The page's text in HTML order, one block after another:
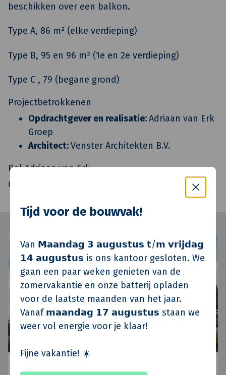
Tijd voor de bouwvak!
Van 𝗠𝗮𝗮𝗻𝗱𝗮𝗴 𝟯 𝗮𝘂𝗴𝘂𝘀𝘁𝘂𝘀 𝘁/𝗺 𝘃𝗿𝗶𝗷𝗱𝗮𝗴
𝟭𝟰 𝗮𝘂𝗴𝘂𝘀𝘁𝘂𝘀 is ons kantoor gesloten. We
gaan een paar weken genieten van de
zomervakantie en onze batterij opladen
voor de laatste maanden van het jaar.
Vanaf 𝗺𝗮𝗮𝗻𝗱𝗮𝗴 𝟭𝟳 𝗮𝘂𝗴𝘂𝘀𝘁𝘂𝘀 staan we
weer vol energie voor je klaar!
Fijne vakantie! ☀️
beschikken over een balkon.
Type A, 86 m² (elke verdieping)
Type B, 95 en 96 m² (1e en 2e verdieping)
Type C , 79 (begane grond)
Projectbetrokkenen
Opdrachtgever en realisatie:Adriaan van Erk
Groep
Architect:Venster Architekten B.V.
Rol Adriaan van Erk
Ontwikkeling en realisatie door Adriaan van Erk